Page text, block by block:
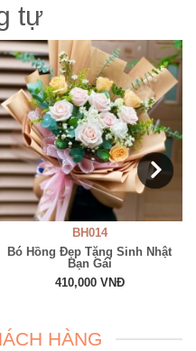
tự
BH014
Bó Hồng Đẹp Tặng Sinh Nhật
Bạn Gái
410,000 VNĐ
HÀNG